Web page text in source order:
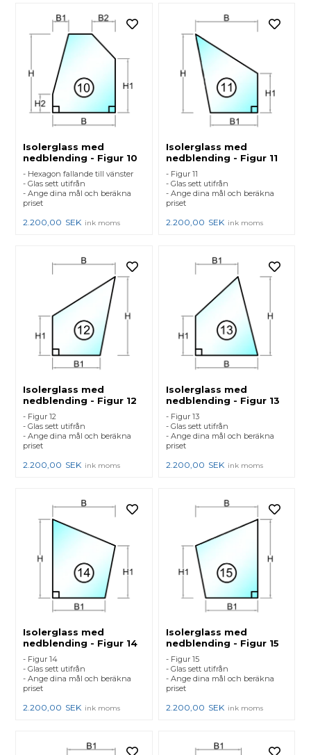
Isolerglass med
nedblending - Figur 10
- Hexagon fallande till vänster
- Glas sett utifrån
- Ange dina mål och beräkna
priset
2.200,00 SEK ink moms
Isolerglass med
nedblending - Figur 11
- Figur 11
- Glas sett utifrån
- Ange dina mål och beräkna
priset
2.200,00 SEK ink moms
Isolerglass med
nedblending - Figur 12
- Figur 12
- Glas sett utifrån
- Ange dina mål och beräkna
priset
2.200,00 SEK ink moms
Isolerglass med
nedblending - Figur 13
- Figur 13
- Glas sett utifrån
- Ange dina mål och beräkna
priset
2.200,00 SEK ink moms
Isolerglass med
nedblending - Figur 14
- Figur 14
- Glas sett utifrån
- Ange dina mål och beräkna
priset
2.200,00 SEK ink moms
Isolerglass med
nedblending - Figur 15
- Figur 15
- Glas sett utifrån
- Ange dina mål och beräkna
priset
2.200,00 SEK ink moms